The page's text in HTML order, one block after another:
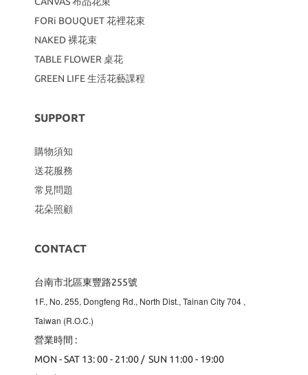
FORi BOUQUET 花裡花束
NAKED 裸花束
TABLE FLOWER 桌花
GREEN LIFE 生活花藝課程
SUPPORT
購物須知
送花服務
常見問題
花朵照顧
CONTACT
台南市北區東豐路255號
1F., No. 255, Dongfeng Rd., North Dist., Tainan City 704 ,
Taiwan (R.O.C.)
營業時間 :
MON - SAT 13: 00 - 21:00 / SUN 11:00 - 19:00